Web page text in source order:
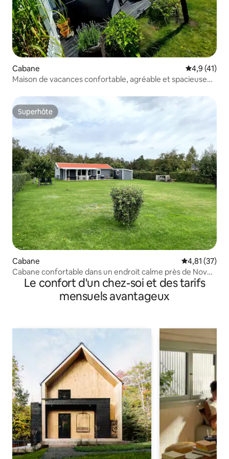
Cabane Évaluation
4,9 (41)
Maison de vacances confortable, agréable et spacieuse
Superhôte
Superhôte
Cabane Évaluation
4,81 (37)
Cabane confortable dans un endroit calme près de Novo
Nordisk
Le confort d'un chez-soi et des tarifs
mensuels avantageux